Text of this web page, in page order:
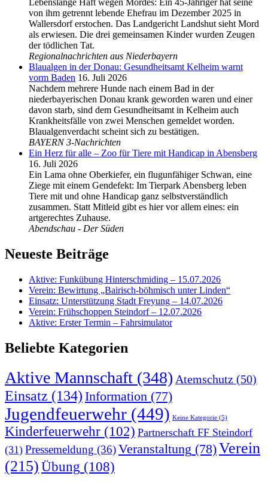
Lebenslange Haft wegen Mordes: Ein 45-Jähriger hat seine
von ihm getrennt lebende Ehefrau im Dezember 2025 in
Wallersdorf erstochen. Das Landgericht Landshut sieht Mord
als erwiesen. Die drei gemeinsamen Kinder wurden Zeugen
der tödlichen Tat.
Regionalnachrichten aus Niederbayern
Blaualgen in der Donau: Gesundheitsamt Kelheim warnt
vorm Baden 16. Juli 2026
Nachdem mehrere Hunde nach einem Bad in der
niederbayerischen Donau krank geworden waren und einer
davon starb, sind dem Gesundheitsamt in Kelheim auch
Krankheitsfälle von zwei Menschen gemeldet worden.
Blaualgenverdacht scheint sich zu bestätigen.
BAYERN 3-Nachrichten
Ein Herz für alle – Zoo für Tiere mit Handicap in Abensberg
16. Juli 2026
Ein Lama ohne Oberkiefer, ein flugunfähiger Schwan, eine
Ziege mit einem Gendefekt: Im Tierpark Abensberg leben
Tiere mit und ohne Handicap ganz selbstverständlich
zusammen. Statt Mitleid gibt es hier vor allem eines: ein
artgerechtes Zuhause.
Abendschau - Der Süden
Neueste Beiträge
Aktive: Funkübung Hinterschmiding – 15.07.2026
Verein: Bewirtung „Bairisch-böhmisch unter Linden“
Einsatz: Unterstützung Stadt Freyung – 14.07.2026
Verein: Frühschoppen Steindorf – 12.07.2026
Aktive: Erster Termin – Fahrsimulator
Beliebte Kategorien
Aktive Mannschaft (348) Atemschutz (50)
Einsatz (134) Information (77)
Jugendfeuerwehr (449) Keine Kategorie (5)
Kinderfeuerwehr (102) Partnerschaft FF Steindorf
(31) Pressemeldung (36)Veranstaltung (78)Verein
(215)Übung (108)